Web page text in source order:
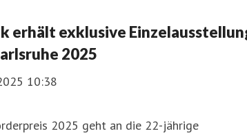
erhält exklusive
2025
10:38
2025 geht an die 22-jährige